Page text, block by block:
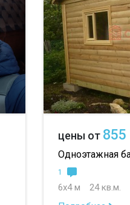
цены от 855
Одноэтажная
1
6х4 м
24 кв.м.